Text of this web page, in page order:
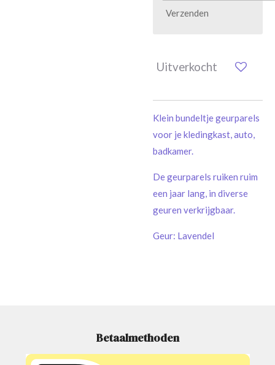
Verzenden
Uitverkocht
Klein bundeltje geurparels
voor je kledingkast, auto,
badkamer.
De geurparels ruiken ruim
een ​​jaar lang, in diverse
geuren verkrijgbaar.
Geur: Lavendel
Betaalmethoden